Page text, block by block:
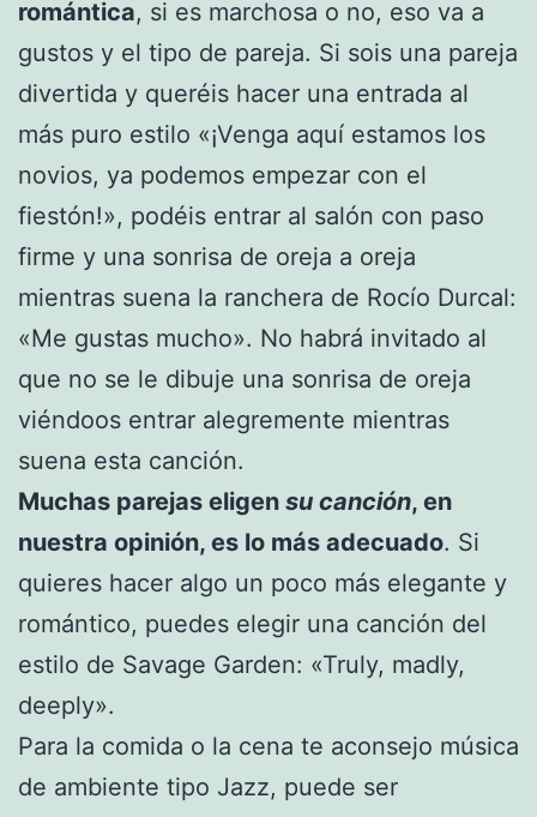
romántica, si es marchosa o no, eso va a
gustos y el tipo de pareja. Si sois una pareja
divertida y queréis hacer una entrada al
más puro estilo «¡Venga aquí estamos los
novios, ya podemos empezar con el
fiestón!», podéis entrar al salón con paso
firme y una sonrisa de oreja a oreja
mientras suena la ranchera de Rocío Durcal:
«Me gustas mucho». No habrá invitado al
que no se le dibuje una sonrisa de oreja
viéndoos entrar alegremente mientras
suena esta canción.
Muchas parejas eligen su canción, en
nuestra opinión, es lo más adecuado. Si
quieres hacer algo un poco más elegante y
romántico, puedes elegir una canción del
estilo de Savage Garden: «Truly, madly,
deeply».
Para la comida o la cena te aconsejo música
de ambiente tipo Jazz, puede ser